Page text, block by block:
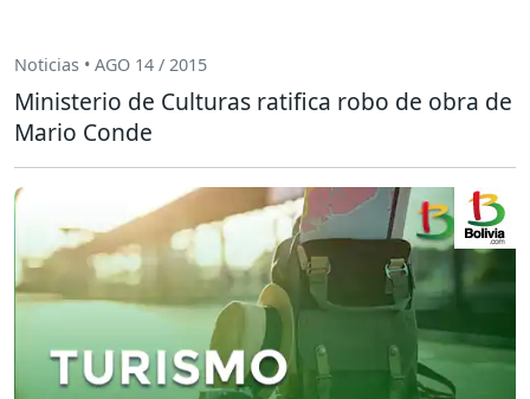
Noticias • AGO 14 / 2015
Ministerio de Culturas ratifica robo de obra de
Mario Conde